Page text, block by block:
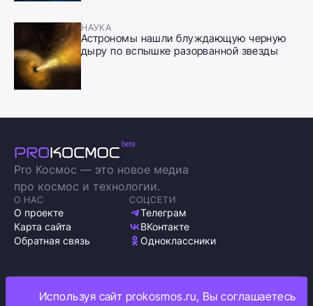
НАУКА
Астрономы нашли блуждающую черную
дыру по вспышке разорванной звезды
Pro Космос — это новое медиа
про космос и технологии.
О НАС
О проекте
Карта сайта
Обратная связь
СОЦСЕТИ
Телеграм
ВКонтакте
Одноклассники
Используя сайт prokosmos.ru, Вы соглашаетесь